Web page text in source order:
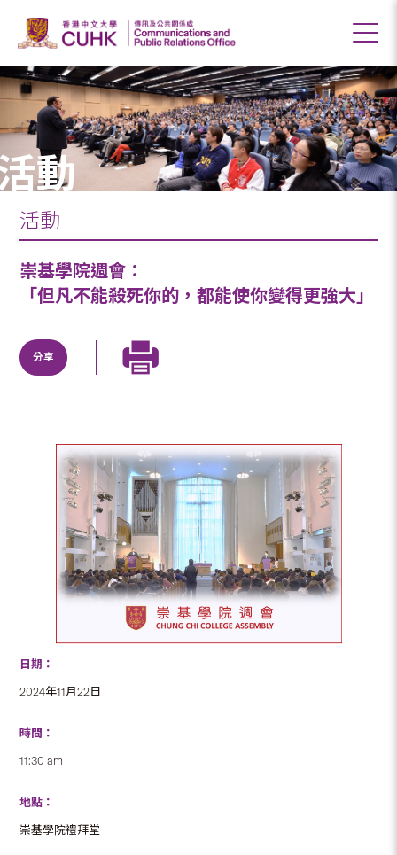
動
活動
崇基學院週會：
「但凡不能殺死你的，都能使你變得更強大」
分享
日期：
2024年11月22日
時間：
11:30 am
地點：
崇基學院禮拜堂